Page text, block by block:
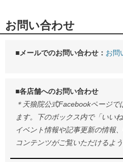
お問い合わせ
■メールでのお問い合わせ： お問
■各店舗へのお問い合わせ
＊天狼院公式Facebookページ
ます。下のボックス内で「いい
イベント情報や記事更新の情報
コンテンツがご覧いただけるよう